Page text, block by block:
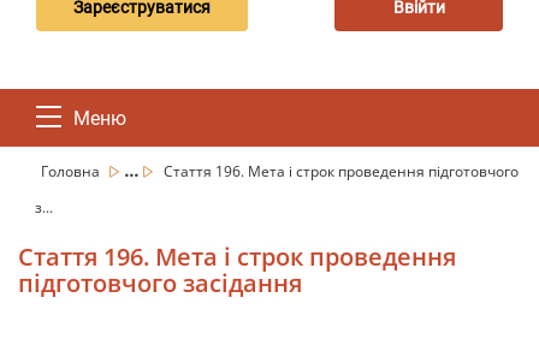
Зареєструватися Ввійти
Меню
Головна ...
Стаття 196. Мета і строк проведення підготовчого
з...
Стаття 196. Мета і строк проведення
підготовчого засідання